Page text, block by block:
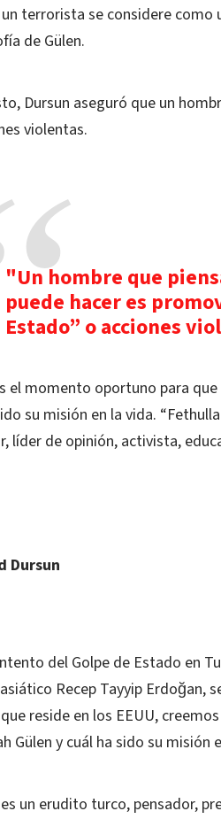
terrorista se considere como
de Gülen.
Dursun aseguró que un
violentas.
"Un hombre que
puede hacer es
Estado” o acciones
el momento oportuno para
su misión en la vida.
líder de opinión, activista,
Dursun
del Golpe de Estado en
Recep Tayyip Erdoğan,
reside en los EEUU,
Gülen y cuál ha sido su misión
un erudito turco, pensador,